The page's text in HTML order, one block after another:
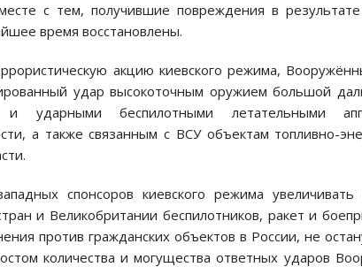
с тем, получившие повреждения в
время восстановлены.
акцию киевского режима,
удар высокоточным оружием большой
и ударными беспилотными летательными
а также связанным с ВСУ объектам топливно-
спонсоров киевского режима
и Великобритании беспилотников, ракет и
против гражданских объектов в России, не
количества и могущества ответных ударов